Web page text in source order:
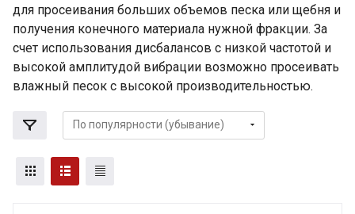
для просеивания больших объемов песка или щебня и
получения конечного материала нужной фракции. За
счет использования дисбалансов с низкой частотой и
высокой амплитудой вибрации возможно просеивать
влажный песок с высокой производительностью.